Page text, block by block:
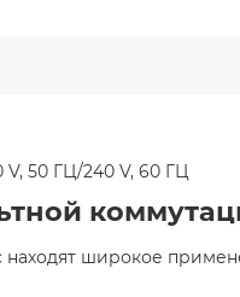
50 ГЦ/240 V, 60 ГЦ
широкое